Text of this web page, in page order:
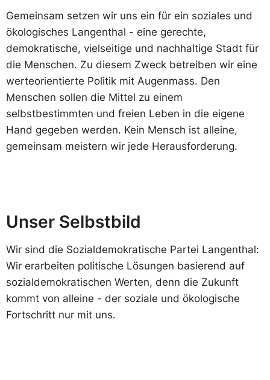
Gemeinsam setzen wir uns ein für ein soziales und
ökologisches Langenthal - eine gerechte,
demokratische, vielseitige und nachhaltige Stadt für
die Menschen. Zu diesem Zweck betreiben wir eine
werteorientierte Politik mit Augenmass. Den
Menschen sollen die Mittel zu einem
selbstbestimmten und freien Leben in die eigene
Hand gegeben werden. Kein Mensch ist alleine,
gemeinsam meistern wir jede Herausforderung.
Unser Selbstbild
Wir sind die Sozialdemokratische Partei Langenthal:
Wir erarbeiten politische Lösungen basierend auf
sozialdemokratischen Werten, denn die Zukunft
kommt von alleine - der soziale und ökologische
Fortschritt nur mit uns.